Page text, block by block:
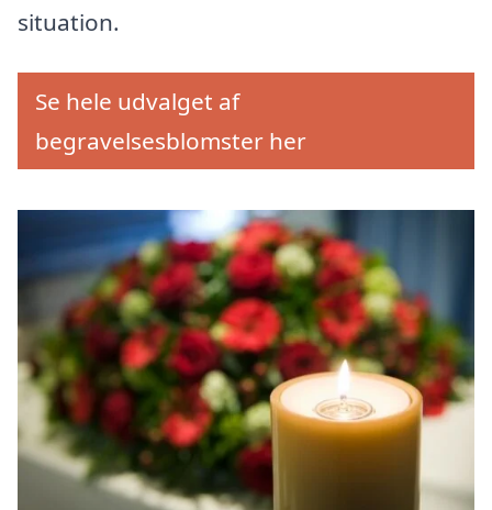
situation.
Se hele udvalget af
begravelsesblomster her